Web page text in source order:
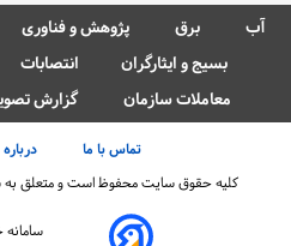
آب برق پژوهش و فناوری
بسیج و ایثارگران
انتصابات
معاملات سازمان
گزارش
تماس با ما درباره ما
کلیه حقوق سایت محفوظ است و متعلق به
سامانه